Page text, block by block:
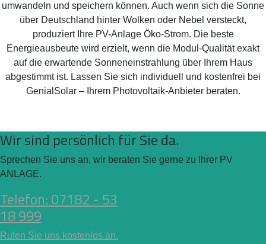
umwandeln und speichern können. Auch wenn sich die Sonne
über Deutschland hinter Wolken oder Nebel versteckt,
produziert Ihre PV-Anlage Öko-Strom. Die beste
Energieausbeute wird erzielt, wenn die Modul-Qualität exakt
auf die erwartende Sonneneinstrahlung über Ihrem Haus
abgestimmt ist. Lassen Sie sich individuell und kostenfrei bei
GenialSolar – Ihrem Photovoltaik-Anbieter beraten.
Wir sind persönlich für Sie da.
Sprechen Sie uns an, wir beraten Sie gerne zu Ihrer PV
ANLAGE.
Telefon: 07182 - 53
18 999
Rufen Sie uns kostenlos an.